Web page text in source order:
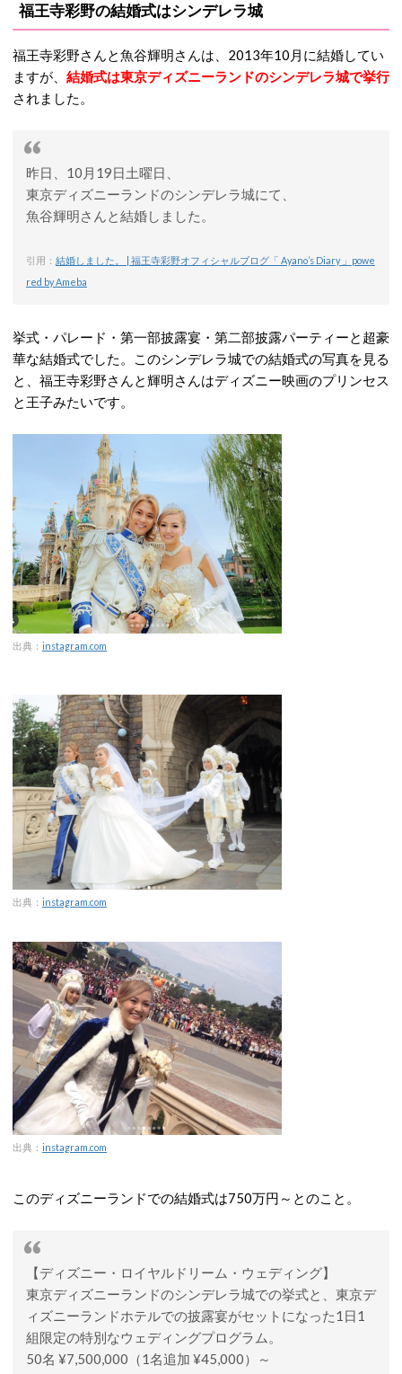
福王寺彩野の結婚式はシンデレラ城
福王寺彩野さんと魚谷輝明さんは、2013年10月に結婚してい
ますが、 結婚式は東京ディズニーランドのシンデレラ城で挙行
されました。
昨日、10月19日土曜日、
東京ディズニーランドのシンデレラ城にて、
魚谷輝明さんと結婚しました。
引用： 結婚しました。 | 福王寺彩野オフィシャルブログ「 Ayano’s Diary 」powe
red by Ameba
挙式・パレード・第一部披露宴・第二部披露パーティーと超豪
華な結婚式でした。このシンデレラ城での結婚式の写真を見る
と、福王寺彩野さんと輝明さんはディズニー映画のプリンセス
と王子みたいです。
出典： instagram.com
出典： instagram.com
出典： instagram.com
このディズニーランドでの結婚式は750万円～とのこと。
【ディズニー・ロイヤルドリーム・ウェディング】
東京ディズニーランドのシンデレラ城での挙式と、東京デ
ィズニーランドホテルでの披露宴がセットになった1日1
組限定の特別なウェディングプログラム。
50名 ¥7,500,000（1名追加 ¥45,000）～